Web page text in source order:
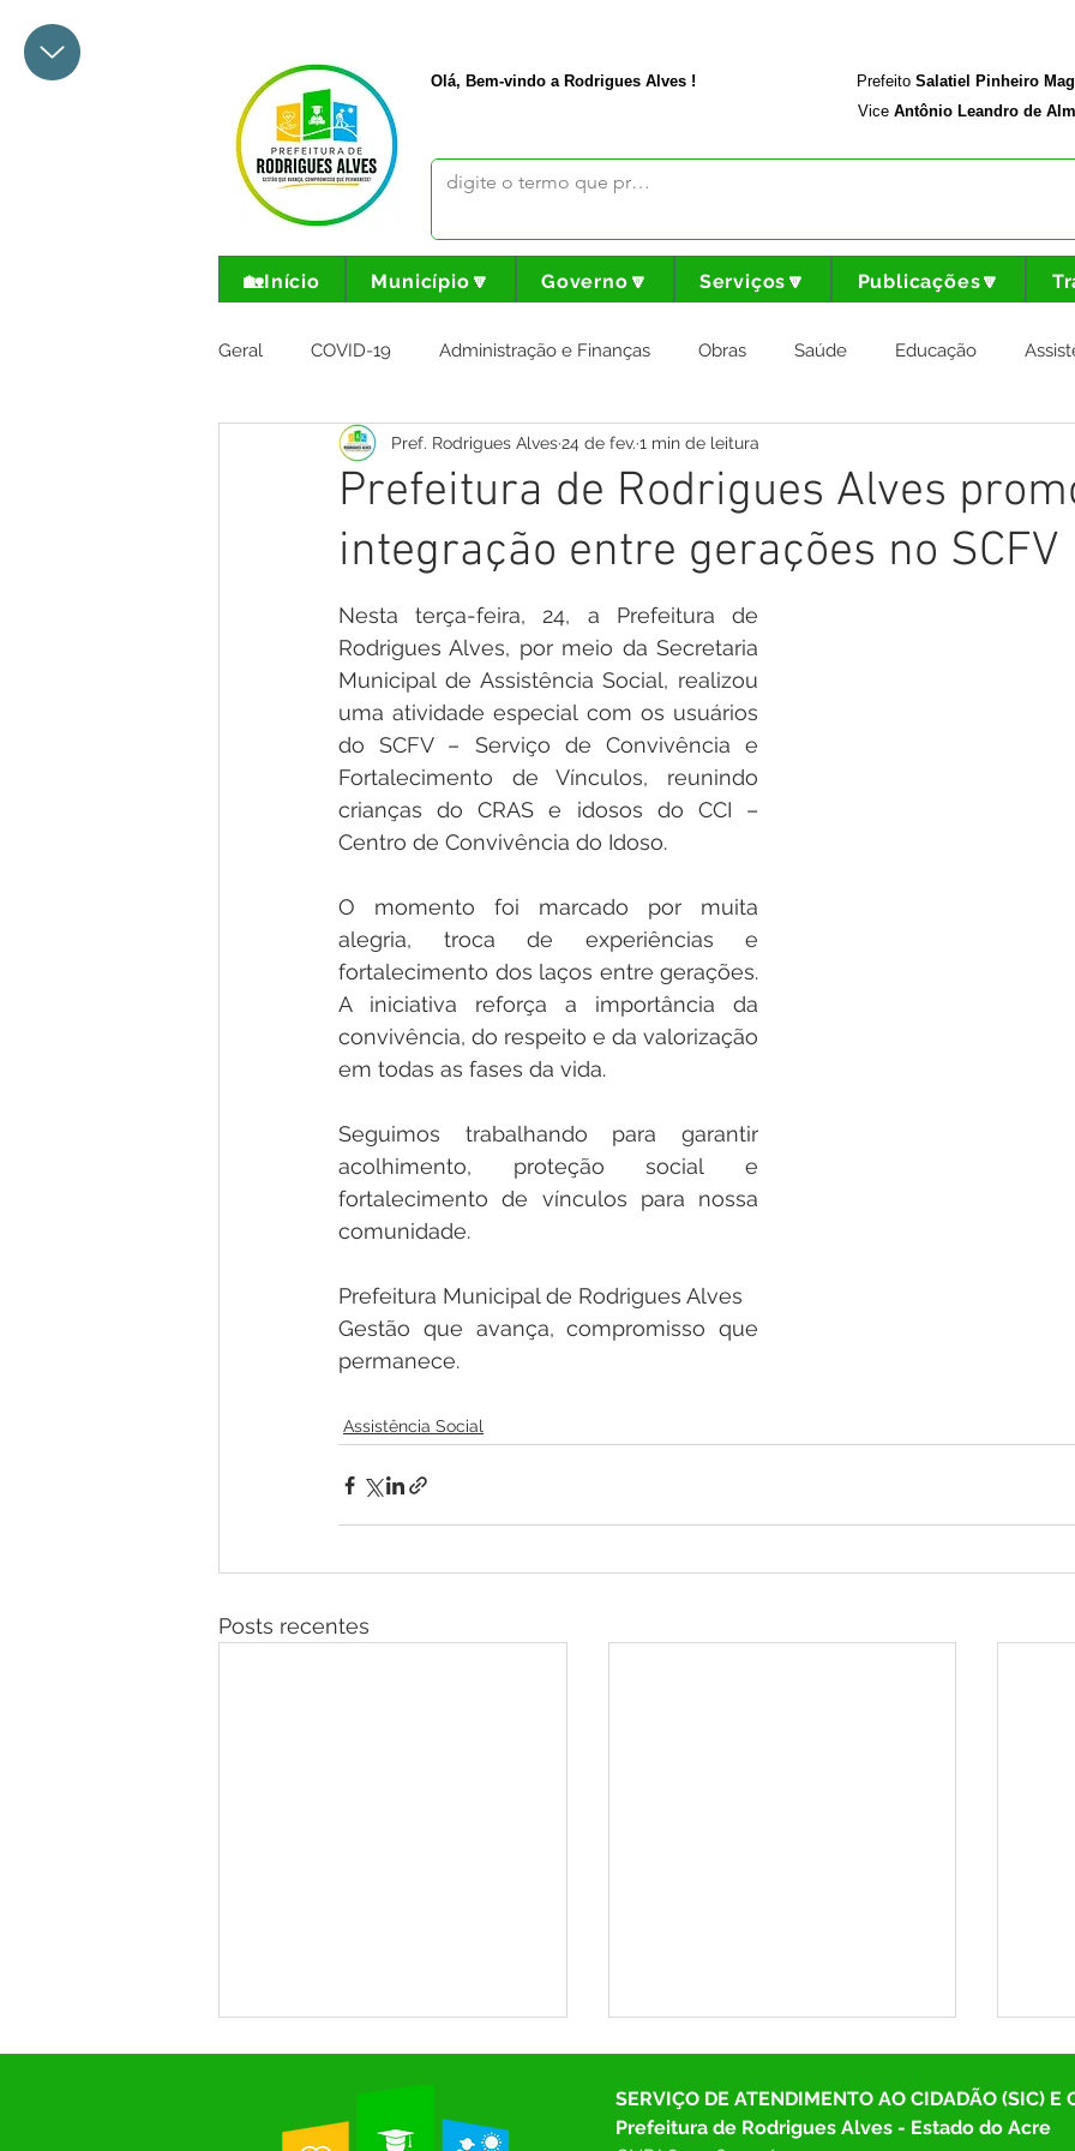
Olá, Bem-vindo a Rodrigues Alves ! Prefeito Salatiel Pinheiro
Vice Antônio Leandro de
🏡Início Município🔽 Governo🔽 Serviços🔽 Publicações🔽
Geral COVID-19 Administração e Finanças Obras Saúde Educação
Meio Ambiente e Turismo Institucional e Governo
Gestão e Economia No Gabinete Campanhas Datas Comemorativas Nota de
Vacinômetro Convênios e Parcerias Emenda Parlamentar
Licitações Comunidade Segurança Ordem de Serviço
Enchentes e Alagações Inauguração
Prefeitura de Rodrigues Alves
integração entre gerações no SCFV
Pref. Rodrigues Alves24 de fev. 1 min de leitura
Nesta terça-feira, 24, a Prefeitura de
Rodrigues Alves, por meio da Secretaria
Municipal de Assistência Social, realizou
uma atividade especial com os usuários
do SCFV – Serviço de Convivência e
Fortalecimento de Vínculos, reunindo
crianças do CRAS e idosos do CCI –
Centro de Convivência do Idoso.
O momento foi marcado por muita
alegria, troca de experiências e
fortalecimento dos laços entre gerações.
A iniciativa reforça a importância da
convivência, do respeito e da valorização
em todas as fases da vida.
Seguimos trabalhando para garantir
acolhimento, proteção social e
fortalecimento de vínculos para nossa
comunidade.
Prefeitura Municipal de Rodrigues Alves
Gestão que avança, compromisso que
permanece.
Assistência Social
Posts recentes
SERVIÇO DE ATENDIMENTO AO CIDADÃO (SIC) E
Prefeitura de Rodrigues Alves - Estado do Acre